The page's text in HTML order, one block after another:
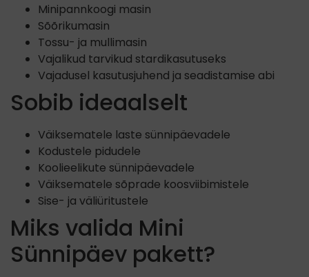
Minipannkoogi masin
Sõõrikumasin
Tossu- ja mullimasin
Vajalikud tarvikud stardikasutuseks
Vajadusel kasutusjuhend ja seadistamise abi
Sobib ideaalselt
Väiksematele laste sünnipäevadele
Kodustele pidudele
Koolieelikute sünnipäevadele
Väiksematele sõprade koosviibimistele
Sise- ja väliüritustele
Miks valida Mini
Sünnipäev pakett?